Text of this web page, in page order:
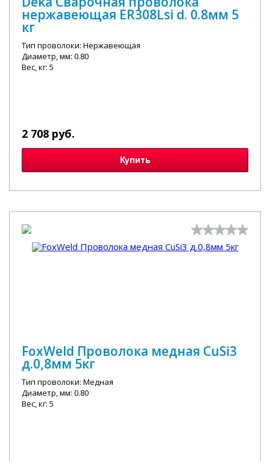
нержавеющая ER308Lsi d. 0.8мм 5
кг
Тип проволоки: Нержавеющая
Диаметр, мм: 0.80
Вес, кг: 5
2 708 руб.
Купить
FoxWeld Проволока медная CuSi3
д.0,8мм 5кг
Тип проволоки: Медная
Диаметр, мм: 0.80
Вес, кг: 5